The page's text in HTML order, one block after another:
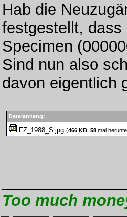
Hab die
festgestellt,
Specimen
Sind nun also
davon eigentlich
Dateianhang:
FZ_1988_S.jpg (466 KB, 58mal
Too much